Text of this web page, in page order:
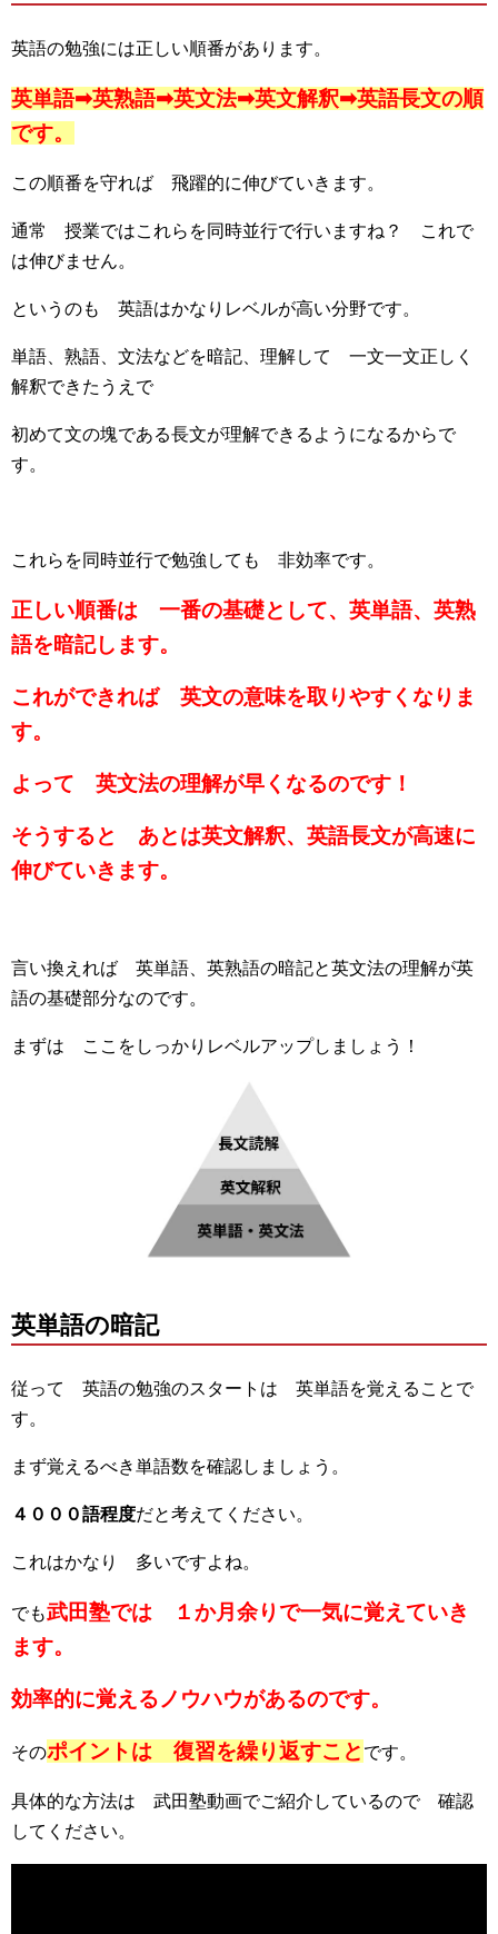
英語の勉強には正しい順番があります。
英単語➡英熟語➡英文法➡英文解釈➡英語長文の順
です。
この順番を守れば 飛躍的に伸びていきます。
通常 授業ではこれらを同時並行で行いますね？ これで
は伸びません。
というのも 英語はかなりレベルが高い分野です。
単語、熟語、文法などを暗記、理解して 一文一文正しく
解釈できたうえで
初めて文の塊である長文が理解できるようになるからで
す。
これらを同時並行で勉強しても 非効率です。
正しい順番は 一番の基礎として、英単語、英熟
語を暗記します。
これができれば 英文の意味を取りやすくなりま
す。
よって 英文法の理解が早くなるのです！
そうすると あとは英文解釈、英語長文が高速に
伸びていきます。
言い換えれば 英単語、英熟語の暗記と英文法の理解が英
語の基礎部分なのです。
まずは ここをしっかりレベルアップしましょう！
英単語の暗記
従って 英語の勉強のスタートは 英単語を覚えることで
す。
まず覚えるべき単語数を確認しましょう。
４０００語程度だと考えてください。
これはかなり 多いですよね。
でも武田塾では １か月余りで一気に覚えていき
ます。
効率的に覚えるノウハウがあるのです。
そのポイントは 復習を繰り返すこと です。
具体的な方法は 武田塾動画でご紹介しているので 確認
してください。